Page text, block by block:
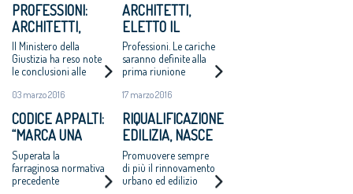
PROFESSIONI:
ARCHITETTI,
ELETTO IL NUOVO
CONSIGLIO
NAZIONALE
Il Ministero della
Giustizia ha reso note
le conclusioni alle
Commissione
appositamente
costituita per la
delle elezioni per il
rinnovo del Cnappc
03 marzo 2016
CODICE APPALTI:
“MARCA UNA
SIGNIFICATIVA
DISCONTINUITÀ”
Superata la
farraginosa normativa
precedente
ARCHITETTI,
ELETTO IL
CONSIGLIO
Professioni. Le cariche
saranno definite alla
prima riunione
17 marzo 2016
RIQUALIFICAZIONE
EDILIZIA, NASCE
E-LAB, PROMOSSO
DA ARCHITETTI E
LEGAMBIENTE
Promuovere sempre
di più il rinnovamento
urbano ed edilizio